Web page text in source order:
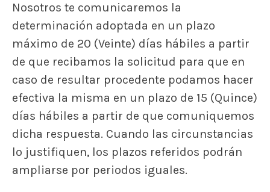
Nosotros te comunicaremos la
determinación adoptada en un plazo
máximo de 20 (Veinte) días hábiles a partir
de que recibamos la solicitud para que en
caso de resultar procedente podamos hacer
efectiva la misma en un plazo de 15 (Quince)
días hábiles a partir de que comuniquemos
dicha respuesta. Cuando las circunstancias
lo justifiquen, los plazos referidos podrán
ampliarse por periodos iguales.